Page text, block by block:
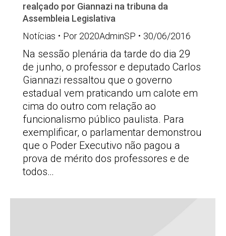
realçado por Giannazi na tribuna da
Assembleia Legislativa
Notícias
Por 2020AdminSP 30/06/2016
Na sessão plenária da tarde do dia 29
de junho, o professor e deputado Carlos
Giannazi ressaltou que o governo
estadual vem praticando um calote em
cima do outro com relação ao
funcionalismo público paulista. Para
exemplificar, o parlamentar demonstrou
que o Poder Executivo não pagou a
prova de mérito dos professores e de
todos…